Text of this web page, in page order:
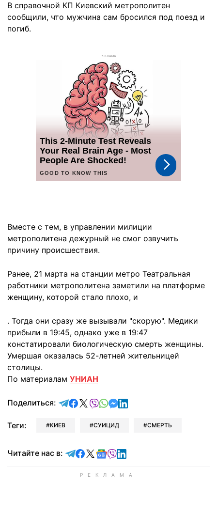
В справочной КП Киевский метрополитен
сообщили, что мужчина сам бросился под поезд и
погиб.
РЕКЛАМА
Вместе с тем, в управлении милиции
метрополитена дежурный не смог озвучить
причину происшествия.
Ранее, 21 марта на станции метро Театральная
работники метрополитена заметили на платформе
женщину, которой стало плохо, и
. Тогда они сразу же вызывали "скорую". Медики
прибыли в 19:45, однако уже в 19:47
констатировали биологическую смерть женщины.
Умершая оказалась 52-летней жительницей
столицы.
По материалам УНИАН
Поделиться: отправить в Telegram
поделиться в Facebook
поделиться в X
отправить в Viber
отправить в Whatsapp
отправить в Messenger
отправить в LinkedIn
Теги: КИЕВ СУИЦИД СМЕРТЬ
Читайте нас в: Читайте в Telegram
Читайте в Facebook
Читайте в X
Читайте в Google news
Читайте в Viber
Читайте в LinkedIn